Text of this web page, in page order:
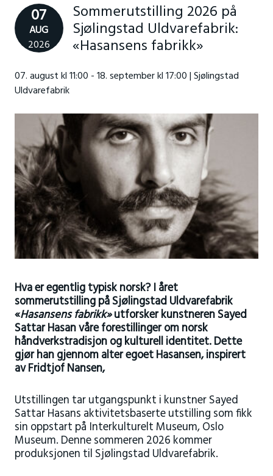
07
AUG
2026
Sommerutstilling 2026 på
Sjølingstad Uldvarefabrik:
«Hasansens fabrikk»
07. august kl 11:00 - 18. september kl 17:00 | Sjølingstad
Uldvarefabrik
Hva er egentlig typisk norsk? I året
sommerutstilling på Sjølingstad Uldvarefabrik
«Hasansens fabrikk»utforsker kunstneren Sayed
Sattar Hasan våre forestillinger om norsk
håndverkstradisjon og kulturell identitet. Dette
gjør han gjennom alter egoet Hasansen, inspirert
av Fridtjof Nansen,
Utstillingen tar utgangspunkt i kunstner Sayed
Sattar Hasans aktivitetsbaserte utstilling som fikk
sin oppstart på Interkulturelt Museum, Oslo
Museum. Denne sommeren 2026 kommer
produksjonen til Sjølingstad Uldvarefabrik.